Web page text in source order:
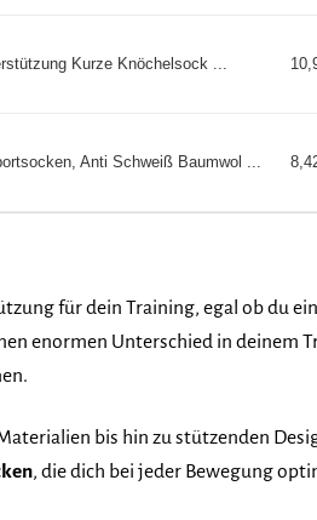
Kurze Knöchelsock ...
Anti Schweiß Baumwol ...
für dein Training, egal ob du
enormen Unterschied in deinem
bis hin zu stützenden
, die dich bei jeder Bewegung